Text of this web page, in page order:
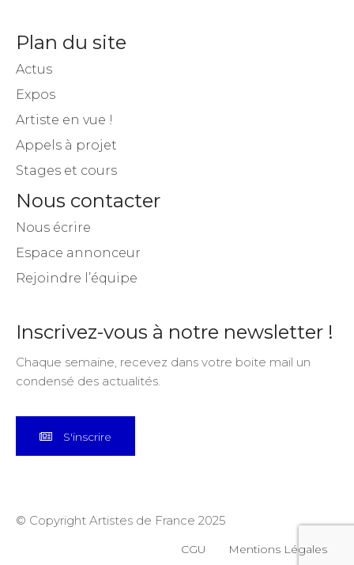
Plan du site
Actus
Expos
Artiste en vue !
Appels à projet
Stages et cours
Nous contacter
Nous écrire
Espace annonceur
Rejoindre l’équipe
Inscrivez-vous à notre newsletter !
Chaque semaine, recevez dans votre boite mail un
condensé des actualités.
S'inscrire
© Copyright Artistes de France 2025
CGU Mentions Légales